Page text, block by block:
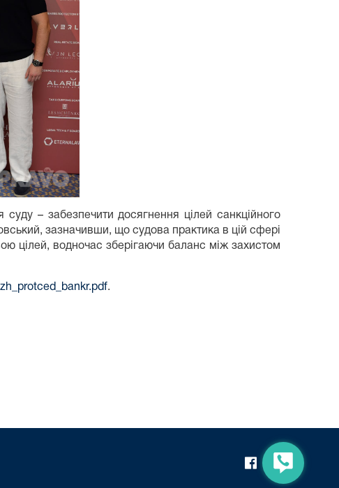
– забезпечити досягнення цілей санкційного
зазначивши, що судова практика в цій сфері
цілей, водночас зберігаючи баланс між захистом
.